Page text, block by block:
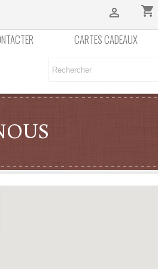
 shopping_cart
CARTES CADEAUX